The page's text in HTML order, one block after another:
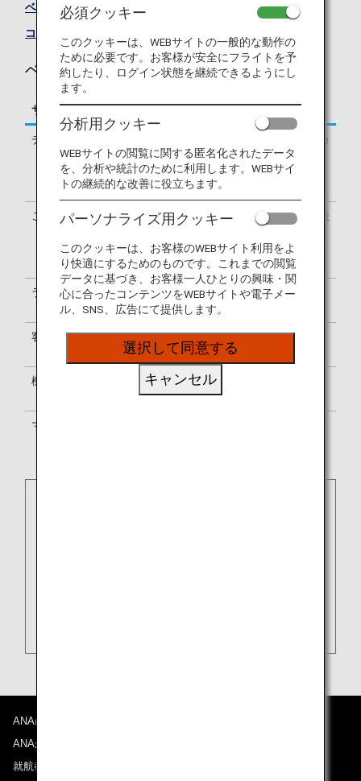
ベトナム航空のサイト
コードシェア便一覧
ベトナム航空（VN）のフライトのご案内
サービス 説明
チェックイン
ベトナム航空（VN）のチェックインカ
ウンターでの手続きとなります。出発
ターミナルはお客様のeチケットでご
確認ください。
ご利用便名の確認
搭乗券はベトナム航空（VN）便名で表
NH・VN両便名またはVN便名のみで表
示されます。
ラウンジのご利用 ラウンジのご利用についてはラウンジ
のご案内をご覧ください。
客室乗務員
ベトナム航空の客室乗務員が乗務しま
す。
機内サービス
ベトナム航空のサービス基準に準じま
す。
マイル積算
ANAについて
ANAからのお知らせ
就航都市
必須クッキー
このクッキーは、WEBサイトの一般的な動作の
ために必要です。お客様が安全にフライトを予
約したり、ログイン状態を継続できるようにし
ます。
分析用クッキー
WEBサイトの閲覧に関する匿名化されたデータ
を、分析や統計のために利用します。WEBサイ
トの継続的な改善に役立ちます。
パーソナライズ用クッキー
このクッキーは、お客様のWEBサイト利用をよ
り快適にするためのものです。これまでの閲覧
データに基づき、お客様一人ひとりの興味・関
心に合ったコンテンツをWEBサイトや電子メー
ル、SNS、広告にて提供します。
選択して同意する
キャンセル